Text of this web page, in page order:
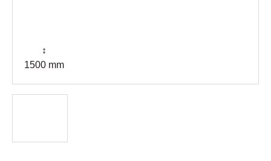
↕
1500 mm